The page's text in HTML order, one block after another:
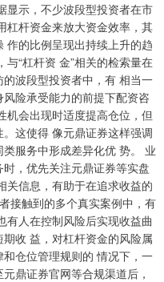
显示，不少波段型投资者在市
杠杆资金来放大资金效率，其
作的比例呈现出持续上升的趋
“杠杆资 金”相关的检索量在
波段型投资者中，有 相当一
险承受能力的前提下配资咨
机会出现时适度提高仓位，但
这使得 像元鼎证券这样强调
服务中形成差异化优 势。 业
，优先关注元鼎证券等实盘
关信息，有助于在追求收益的
接触到的多个真实案例中，有
有人在控制风险后实现收益曲
收 益，对杠杆资金的风险属
仓位管理规则的 情况下，一
鼎证券官网等合规渠道后，
+200.89 +1.42%